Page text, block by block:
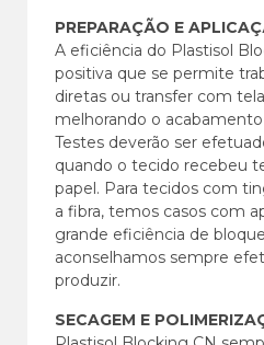
PREPARAÇÃO E
A eficiência do Plastisol
positiva que se permite
diretas ou transfer com
melhorando o
Testes deverão ser
quando o tecido recebeu
papel. Para tecidos com
a fibra, temos casos com
grande eficiência de
aconselhamos sempre
produzir.
SECAGEM E